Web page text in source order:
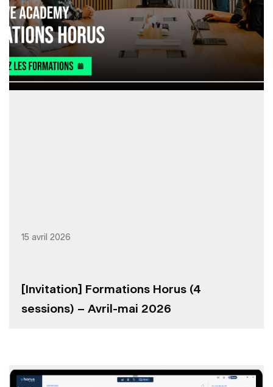
[Invitation] Formations Horus (4
sessions) – Avril-mai 2026
15 avril 2026